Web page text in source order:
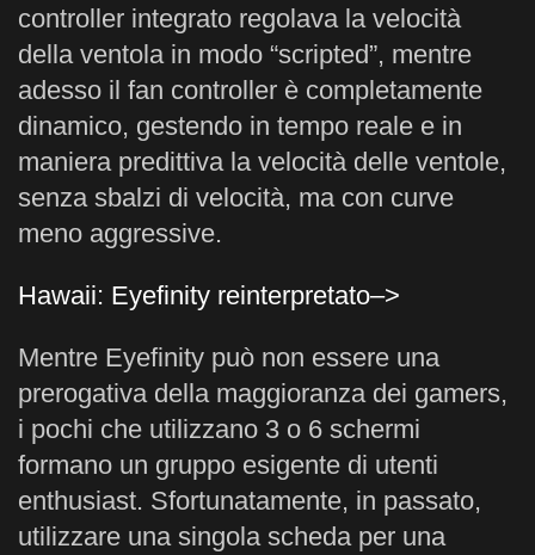
controller integrato regolava la velocità
della ventola in modo “scripted”, mentre
adesso il fan controller è completamente
dinamico, gestendo in tempo reale e in
maniera predittiva la velocità delle ventole,
senza sbalzi di velocità, ma con curve
meno aggressive.
Hawaii: Eyefinity reinterpretato–>
Mentre Eyefinity può non essere una
prerogativa della maggioranza dei gamers,
i pochi che utilizzano 3 o 6 schermi
formano un gruppo esigente di utenti
enthusiast. Sfortunatamente, in passato,
utilizzare una singola scheda per una